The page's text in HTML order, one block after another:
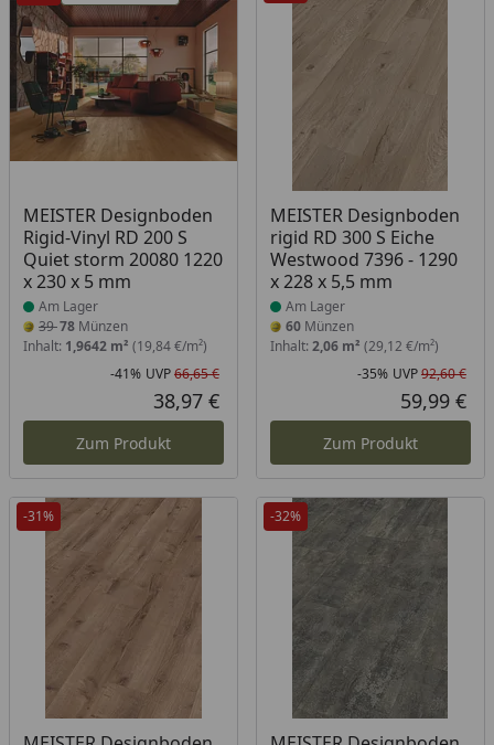
MEISTER Designboden
Rigid-Vinyl RD 200 S
Quiet storm 20080 1220
x 230 x 5 mm
Produkt am Lager
Am Lager
3978 Münzen
Inhalt: 1,9642 m² (19,84 €/m²)
Rabatt in Prozent
-41%
Ursprünglicher Preis
UVP66,65 €
Aktueller Preis
38,97 €
Zum Produkt
MEISTER Designboden
rigid RD 300 S Eiche
Westwood 7396 - 1290
x 228 x 5,5 mm
Produkt am Lager
Am Lager
60Münzen
Inhalt: 2,06 m² (29,12 €/m²)
-35% UVP92,60 €
59,99 €
Zum Produkt
-31%
Produkt am Lager
-32%
Produkt am Lager